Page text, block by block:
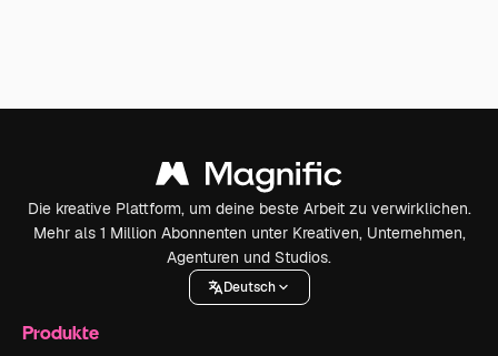
Die kreative Plattform, um deine beste Arbeit zu verwirklichen.
Mehr als 1 Million Abonnenten unter Kreativen, Unternehmen,
Agenturen und Studios.
Deutsch
Produkte